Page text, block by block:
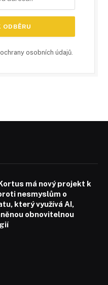
osobních údajů.
má nový projekt k
nesmyslům o
který využívá AI,
obnovitelnou